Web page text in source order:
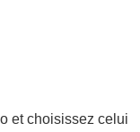
et choisissez celui